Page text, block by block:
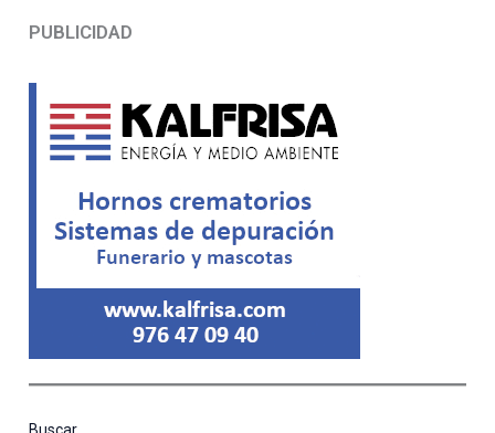
PUBLICIDAD
Buscar